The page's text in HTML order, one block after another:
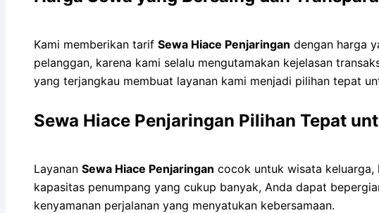
Kami memberikan tarif Sewa Hiace Penjaringan dengan harga
pelanggan, karena kami selalu mengutamakan kejelasan
yang terjangkau membuat layanan kami menjadi pilihan tepat
Sewa Hiace Penjaringan Pilihan Tepat
Layanan Sewa Hiace Penjaringan cocok untuk wisata keluarga,
kapasitas penumpang yang cukup banyak, Anda dapat
kenyamanan perjalanan yang menyatukan kebersamaan.